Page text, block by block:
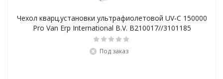
Чехол кварц.установки ультрафиолетовой UV-C 150000
Pro Van Erp International B.V. B210017//3101185
Под заказ